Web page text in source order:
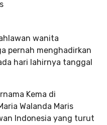
wanita
pernah menghadirkan
hari lahirnya tanggal
Kema di
Walanda Maris
Indonesia yang turut